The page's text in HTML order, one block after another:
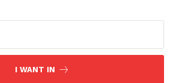
I WANT IN